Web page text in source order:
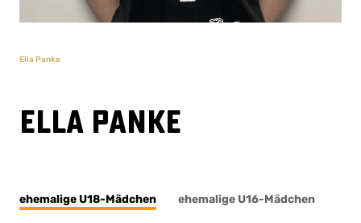
Ella Panke
Ella Panke
ehemalige U18-Mädchen ehemalige U16-Mädchen